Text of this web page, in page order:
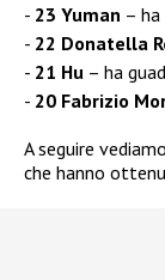
23 Yuman –
22 Donatella
21 Hu – ha
20 Fabrizio
A seguire
che hanno